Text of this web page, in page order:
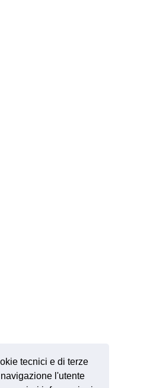
tecnici e di terze
l'utente